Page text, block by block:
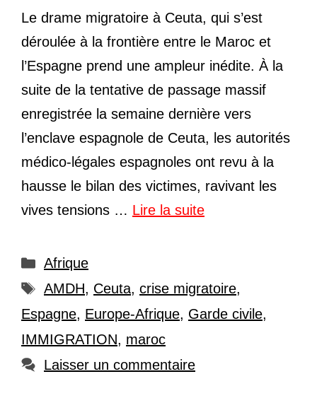
Le drame migratoire à Ceuta, qui s’est
déroulée à la frontière entre le Maroc et
l’Espagne prend une ampleur inédite. À la
suite de la tentative de passage massif
enregistrée la semaine dernière vers
l’enclave espagnole de Ceuta, les autorités
médico-légales espagnoles ont revu à la
hausse le bilan des victimes, ravivant les
vives tensions … Lire la suite
Catégories
Afrique
Étiquettes
AMDH, Ceuta, crise migratoire,
Espagne, Europe-Afrique, Garde civile,
IMMIGRATION, maroc
Laisser un commentaire